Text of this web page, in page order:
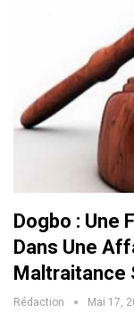
Dogbo : Une
Dans Une
Maltraitance
Rédaction Mai 17,